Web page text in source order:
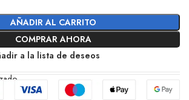
AÑADIR AL CARRITO
COMPRAR AHORA
a la lista de deseos